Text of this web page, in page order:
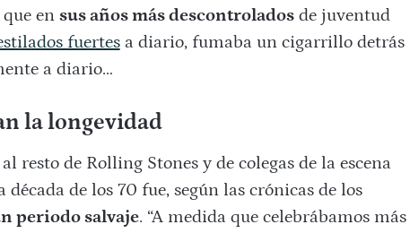
en sus años más descontroladosde juventud
fuertesa diario, fumaba un cigarrillo detrás
a diario…
la longevidad
resto de Rolling Stones y de colegas de la escena
década de los 70 fue, según las crónicas de los
periodo salvaje. “A medida que celebrábamos más